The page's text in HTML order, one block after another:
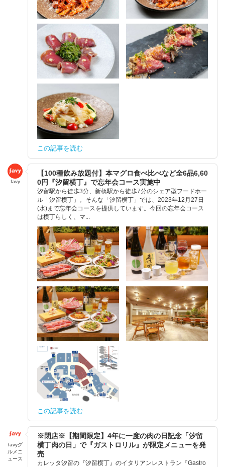
この記事を読む
favy
【100種飲み放題付】本マグロ食べ比べなど全6品6,60
0円『汐留横丁』で忘年会コース実施中
汐留駅から徒歩3分、新橋駅から徒歩7分のシェア型フードホー
ル「汐留横丁」。そんな「汐留横丁」では、2023年12月27日
(水)まで忘年会コースを提供しています。今回の忘年会コース
は横丁らしく、マ...
この記事を読む
favyグ
ルメニ
ュース
※閉店※【期間限定】4年に一度の肉の日記念「汐留
横丁肉の日」で『ガストロリル』が限定メニューを発
売
カレッタ汐留の『汐留横丁』のイタリアンレストラン『Gastro